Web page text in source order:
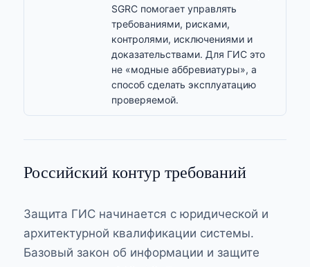
SGRC помогает управлять
требованиями, рисками,
контролями, исключениями и
доказательствами. Для ГИС это
не «модные аббревиатуры», а
способ сделать эксплуатацию
проверяемой.
Российский контур требований
Защита ГИС начинается с юридической и
архитектурной квалификации системы.
Базовый закон об информации и защите